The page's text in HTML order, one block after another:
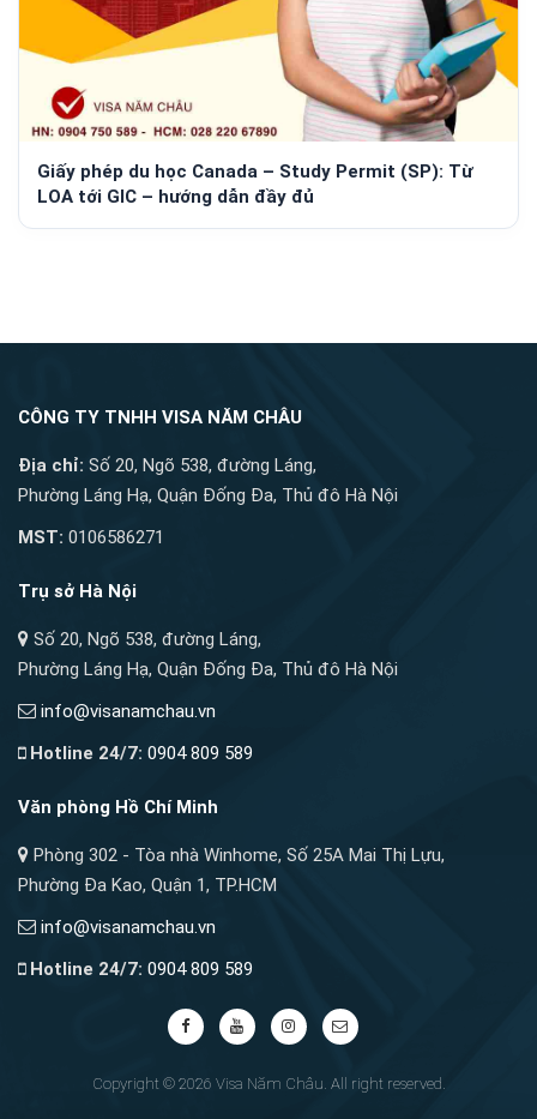
Giấy phép du học Canada – Study Permit (SP): Từ
LOA tới GIC – hướng dẫn đầy đủ
CÔNG TY TNHH VISA NĂM CHÂU
Địa chỉ: Số 20, Ngõ 538, đường Láng,
Phường Láng Hạ, Quận Đống Đa, Thủ đô Hà Nội
MST: 0106586271
Trụ sở Hà Nội
Số 20, Ngõ 538, đường Láng,
Phường Láng Hạ, Quận Đống Đa, Thủ đô Hà Nội
info@visanamchau.vn
Hotline 24/7: 0904 809 589
Văn phòng Hồ Chí Minh
Phòng 302 - Tòa nhà Winhome, Số 25A Mai Thị Lựu,
Phường Đa Kao, Quận 1, TP.HCM
info@visanamchau.vn
Hotline 24/7: 0904 809 589
Copyright © 2026 Visa Năm Châu. All right reserved.